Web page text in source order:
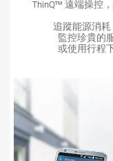
ThinQ™ 遠端操控
追蹤能源消耗
監控珍貴的
或使用行程